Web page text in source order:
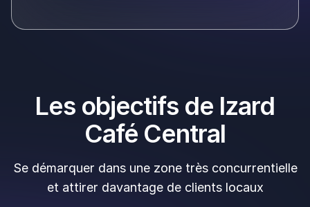
Les objectifs de Izard
Café Central
Se démarquer dans une zone très concurrentielle
et attirer davantage de clients locaux